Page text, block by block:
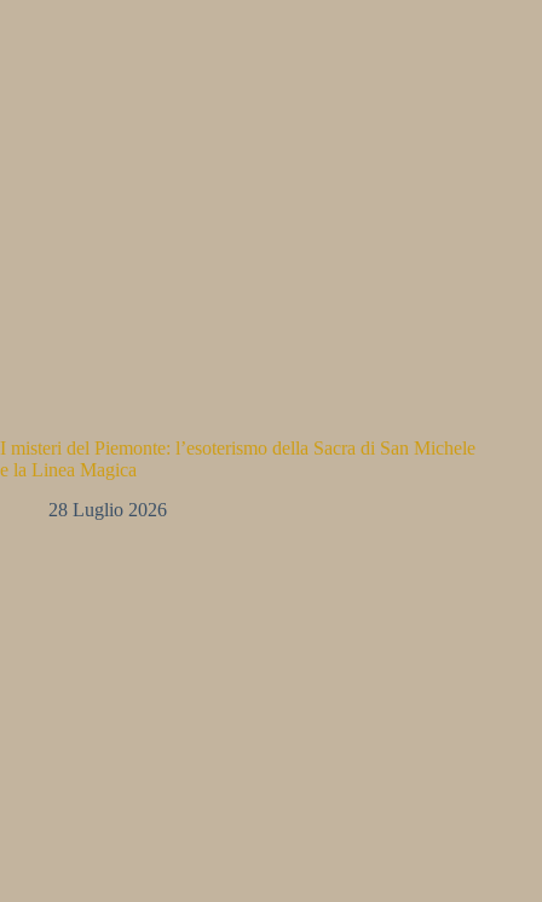
I misteri del Piemonte: l’esoterismo della Sacra di San Michele
e la Linea Magica
28 Luglio 2026